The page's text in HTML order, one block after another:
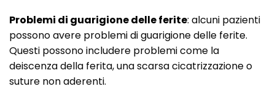
Problemi di guarigione delle ferite: alcuni pazienti
possono avere problemi di guarigione delle ferite.
Questi possono includere problemi come la
deiscenza della ferita, una scarsa cicatrizzazione o
suture non aderenti.